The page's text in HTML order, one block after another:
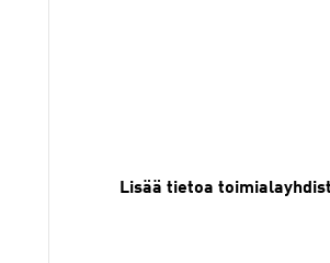
Lisää tietoa